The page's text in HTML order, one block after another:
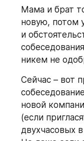
Мама и брат
новую, потом
и
никем не
Сейчас – вот
новой
(если
двухчасовых